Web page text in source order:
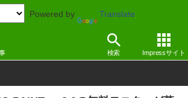
Powered by Translate
検索 Impressサイト
音楽